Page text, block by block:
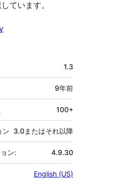
ています。
1.3
9年前
100+
ン 3.0またはそれ以降
ン: 4.9.30
English (US)